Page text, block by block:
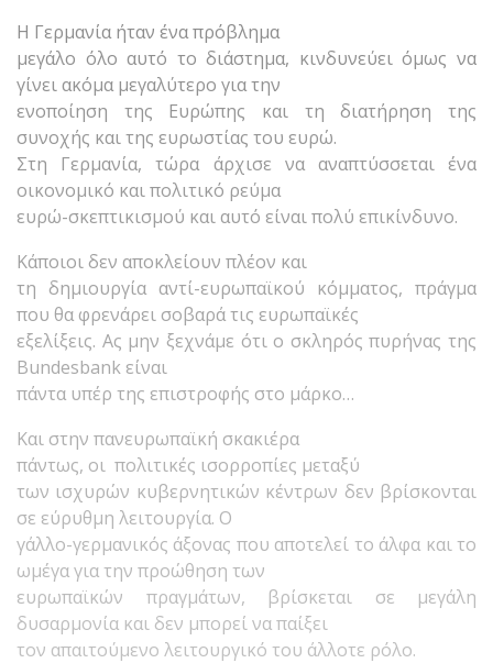
Η Γερμανία ήταν ένα πρόβλημα
μεγάλο όλο αυτό το διάστημα, κινδυνεύει όμως να
γίνει ακόμα μεγαλύτερο για την
ενοποίηση της Ευρώπης και τη διατήρηση της
συνοχής και της ευρωστίας του ευρώ.
Στη Γερμανία, τώρα άρχισε να αναπτύσσεται ένα
οικονομικό και πολιτικό ρεύμα
ευρώ-σκεπτικισμού και αυτό είναι πολύ επικίνδυνο.
Κάποιοι δεν αποκλείουν πλέον και
τη δημιουργία αντί-ευρωπαϊκού κόμματος, πράγμα
που θα φρενάρει σοβαρά τις ευρωπαϊκές
εξελίξεις. Ας μην ξεχνάμε ότι ο σκληρός πυρήνας της
Bundesbank είναι
πάντα υπέρ της επιστροφής στο μάρκο…
Και στην πανευρωπαϊκή σκακιέρα
πάντως, οι πολιτικές ισορροπίες μεταξύ
των ισχυρών κυβερνητικών κέντρων δεν βρίσκονται
σε εύρυθμη λειτουργία. Ο
γάλλο-γερμανικός άξονας που αποτελεί το άλφα και το
ωμέγα για την προώθηση των
ευρωπαϊκών πραγμάτων, βρίσκεται σε μεγάλη
δυσαρμονία και δεν μπορεί να παίξει
τον απαιτούμενο λειτουργικό του άλλοτε ρόλο.